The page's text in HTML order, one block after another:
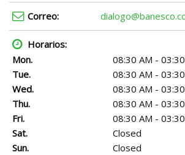
Correo:
Horarios:
Mon.
08:30 AM -
Tue.
08:30 AM -
Wed.
08:30 AM -
Thu.
08:30 AM -
Fri.
08:30 AM -
Sat.
Closed
Sun.
Closed